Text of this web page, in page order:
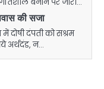
की सजा
दोषी दंपती को सश्रम
अर्थदंड, न…